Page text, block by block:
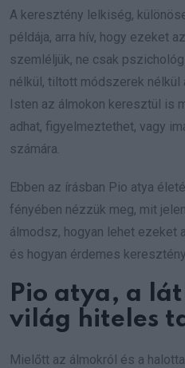
A keresztény lelkiség,
példája, arra hív, hogy ezeket
szemléljük, ne csak
nélkül, tiltott módszerek nélkül
Isten az álmokon keresztül is
adhat, figyelmeztethet, vagy
számára.
Ebben az írásban Pio atya
fényében nézzük meg, mit
álmodsz, hogyan lehet ezeket
és hogyan érdemes
Pio atya, a
világ hiteles
Mielőtt az álmokról és a